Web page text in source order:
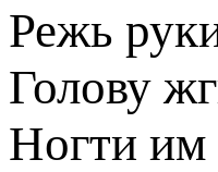
Режь
Голову
Ногти им